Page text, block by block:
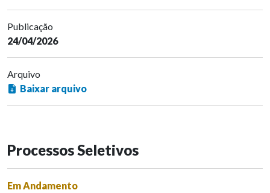
Publicação
24/04/2026
Arquivo
Baixar arquivo
Processos Seletivos
Em Andamento